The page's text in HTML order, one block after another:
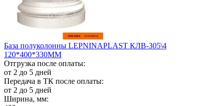
База полуколонны LEPNINAPLAST КЛВ-305\4
120*400*330ММ
Отгрузка после оплаты:
от 2 до 5 дней
Передача в ТК после оплаты:
от 2 до 5 дней
Ширина, мм: